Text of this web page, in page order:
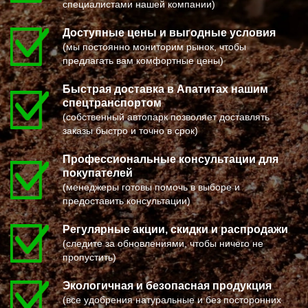
ПОСЕЛОК БОЛЬШЕВИК
ПОСЕЛОК ВОЛОДАРСКОГО
ПОСЕЛОК ВОРОВСКОГО
ПОСЕЛОК ИМ. ЦЮРУПЫ
ПОСЕЛОК ЛЕСНЫЕ ПОЛЯНЫ
ПОСЕЛОК ЛМС
МОСРЕНТГЕН
ПРАВДИНСКИЙ
ПРИВОКЗАЛЬНЫЙ
ПРОЛЕТАРСКИЙ
ПРОТВИНО
ПТИЧНОЕ
ПУЧКОВО
ПУШКИНО
ПУЩИНО
РАДОВИЦКИЙ
РАЗВИЛКА
РАМЕНСКОЕ
РАССУДОВО
РАСТОРОПОВО
РЕММАШ
РЕУТОВ
РЕЧИЦЫ
РЕШЕТНИКОВО
РЖАВКИ
РОГАЧЕВО
РОГОЗИНО
РОДНИКИ
МЕЛЕУЗ
КОЛЬЧУГИНО
КАМЫШИН
ТИХВИН
НОВОШАХТИНСК
ВОЛЬСК
КОНАКОВО
САРАПУЛ
КОМСОМОЛЬСК НА АМУРЕ
КИЗИЛЮРТ
МИХАЙЛОВСК
ПЕТУШКИ
ПРИМОРСКО АХТАРСК
ЛЕСОСИБИРСК
БУДЕННОВСК
КАЛЯЗИН
ГЛАЗОВ
РУБЦОВСК
ГУБКИН
КЛИНЦЫ
УСМАНЬ
КУНГУР
КАЧКАНАР
КОЗЕЛЬСК
ШАРЬЯ
ЧИСТОПОЛЬ
ЕФРЕМОВ
ЧЕРНЯХОВСК
специалистами нашей компании)
Доступные цены и выгодные условия
(мы постоянно мониторим рынок, чтобы
предлагать вам комфортные цены)
Быстрая доставка в Апатитах нашим
спецтранспортом
(собственный автопарк позволяет доставлять
заказы быстро и точно в срок)
Профессиональные консультации для
покупателей
(менеджеры готовы помочь в выборе и
предоставить консультации)
Регулярные акции, скидки и распродажи
(следите за обновлениями, чтобы ничего не
пропустить)
Экологичная и безопасная продукция
(все удобрения натуральные и без посторонних